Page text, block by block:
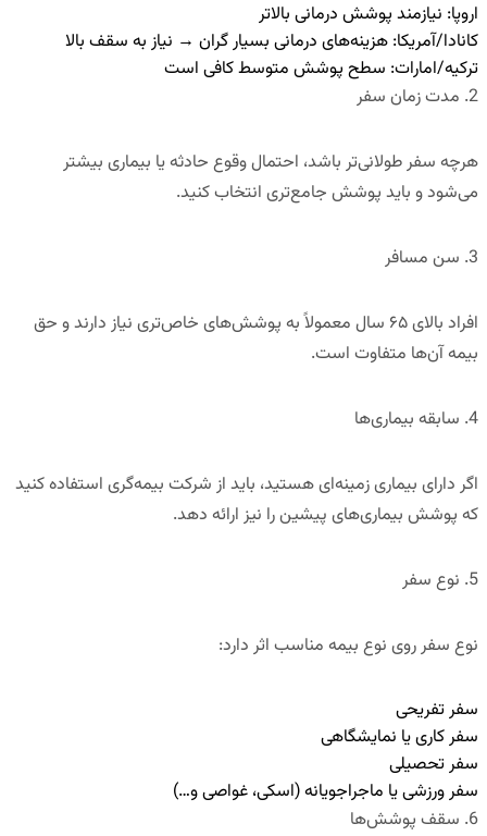
اروپا: نیازمند پوشش درمانی بالاتر
کانادا/آمریکا: هزینه‌های درمانی بسیار گران → نیاز به سقف بالا
ترکیه/امارات: سطح پوشش متوسط کافی است
2. مدت زمان سفر
هرچه سفر طولانی‌تر باشد، احتمال وقوع حادثه یا بیماری بیشتر
می‌شود و باید پوشش جامع‌تری انتخاب کنید.
3. سن مسافر
افراد بالای ۶۵ سال معمولاً به پوشش‌های خاص‌تری نیاز دارند و حق
بیمه آن‌ها متفاوت است.
4. سابقه بیماری‌ها
اگر دارای بیماری زمینه‌ای هستید، باید از شرکت بیمه‌گری استفاده کنید
که پوشش بیماری‌های پیشین را نیز ارائه دهد.
5. نوع سفر
نوع سفر روی نوع بیمه مناسب اثر دارد:
سفر تفریحی
سفر کاری یا نمایشگاهی
سفر تحصیلی
سفر ورزشی یا ماجراجویانه (اسکی، غواصی و…)
6. سقف پوشش‌ها